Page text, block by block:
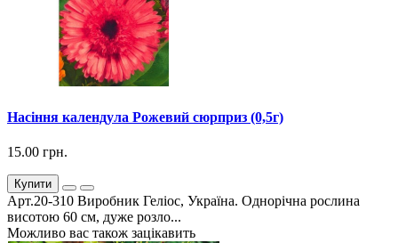
Насіння календула Рожевий сюрприз (0,5г)
15.00 грн.
Купити
Арт.20-310 Виробник Геліос, Україна. Однорічна рослина
висотою 60 см, дуже розло...
Можливо вас також зацікавить